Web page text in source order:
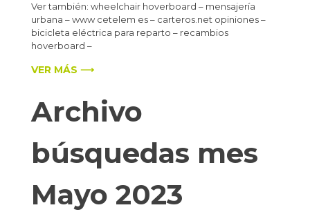
Ver también: wheelchair hoverboard – mensajería
urbana – www cetelem es – carteros.net opiniones –
bicicleta eléctrica para reparto – recambios
hoverboard –
VER MÁS ⟶
Archivo
búsquedas mes
Mayo 2023